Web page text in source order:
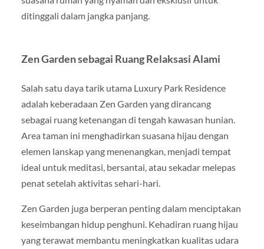
ditinggali dalam jangka panjang.
Zen Garden sebagai Ruang Relaksasi Alami
Salah satu daya tarik utama Luxury Park Residence
adalah keberadaan Zen Garden yang dirancang
sebagai ruang ketenangan di tengah kawasan hunian.
Area taman ini menghadirkan suasana hijau dengan
elemen lanskap yang menenangkan, menjadi tempat
ideal untuk meditasi, bersantai, atau sekadar melepas
penat setelah aktivitas sehari-hari.
Zen Garden juga berperan penting dalam menciptakan
keseimbangan hidup penghuni. Kehadiran ruang hijau
yang terawat membantu meningkatkan kualitas udara